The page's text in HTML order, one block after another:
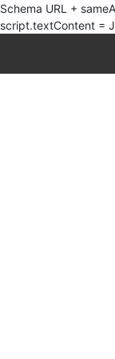
Schema URL +
script.textContent =